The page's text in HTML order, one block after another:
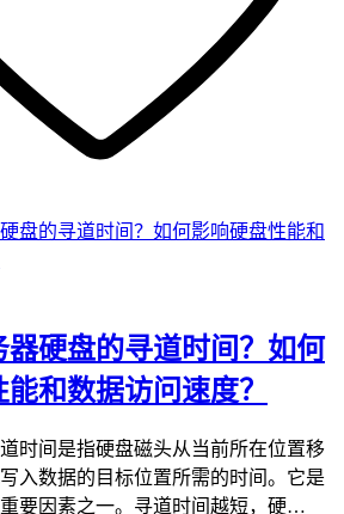
器硬盘的寻道时间？如何
和数据访问速度？
时间是指硬盘磁头从当前所在位置移
入数据的目标位置所需的时间。它是
要因素之一。寻道时间越短，硬…